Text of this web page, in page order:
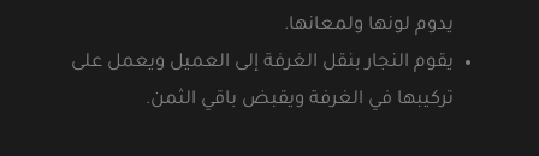
يدوم لونها ولمعانها.
يقوم النجار بنقل الغرفة إلى العميل ويعمل على
تركيبها في الغرفة ويقبض باقي الثمن.